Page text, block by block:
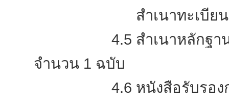
สำเนาทะเบียนบ้านฉ
4.5 สำเนาหลักฐานอื่นๆ
จำนวน 1 ฉบับ
4.6 หนังสือรับรองการ